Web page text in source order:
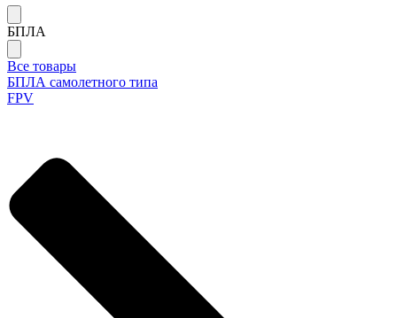
БПЛА
Все товары
БПЛА самолетного типа
FPV